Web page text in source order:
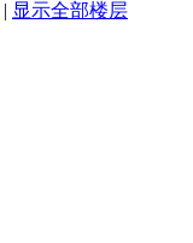
| 显示全部楼层